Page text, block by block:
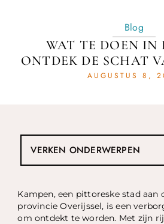
Blog
WAT TE DOEN IN
ONTDEK DE SCHAT
AUGUSTUS 8,
Kampen, een pittoreske stad aan
provincie Overijssel, is een
om ontdekt te worden. Met zijn
VERKEN ONDERWERPEN